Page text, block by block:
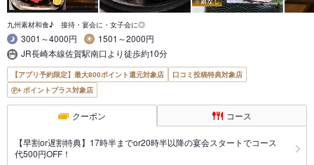
九州素材和食♪ 接待・宴会に・女子会に◎
3001～4000円
1501～2000円
JR長崎本線佐賀駅南口より徒歩約10分
【アプリ予約限定】最大800ポイント還元対象店
口コミ投稿特典対象店
ポイントプラス対象店
クーポン コース
【早割or遅割特典】17時半までor20時半以降の宴会スタートでコース
代500円OFF！